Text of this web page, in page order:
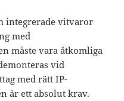
integrerade vitvaror
med
måste vara åtkomliga
vid
med rätt IP-
är ett absolut krav.